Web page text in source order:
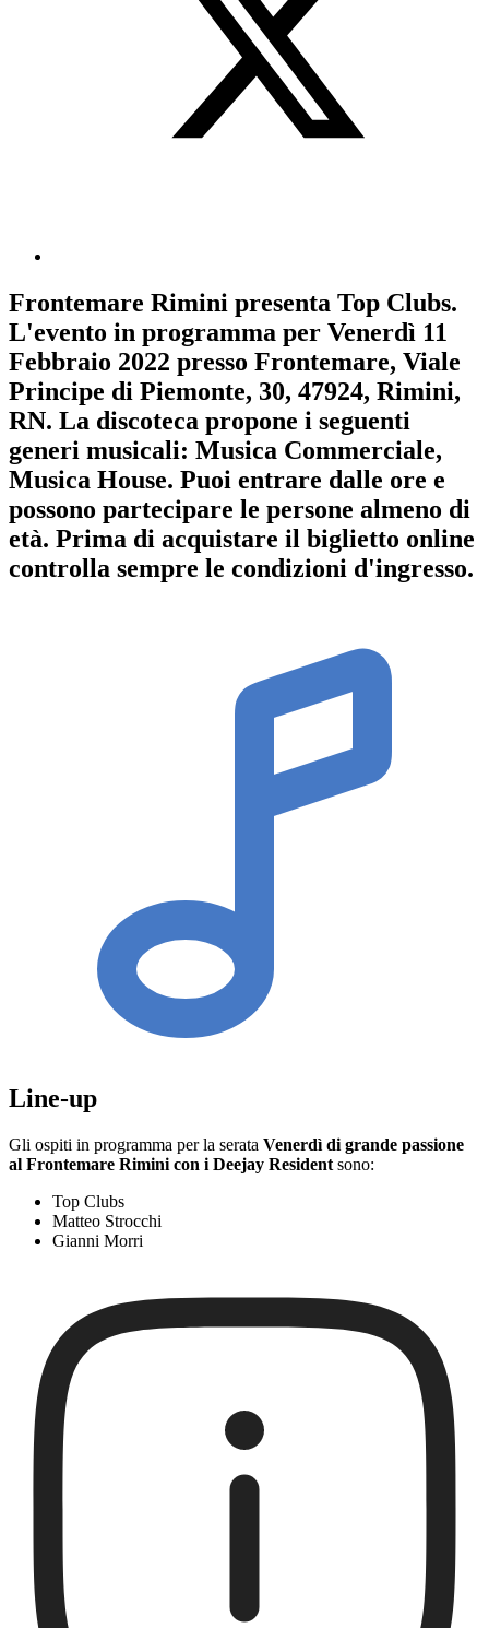
Frontemare Rimini presenta Top Clubs.
L'evento in programma per Venerdì 11
Febbraio 2022 presso Frontemare, Viale
Principe di Piemonte, 30, 47924, Rimini,
RN. La discoteca propone i seguenti
generi musicali: Musica Commerciale,
Musica House. Puoi entrare dalle ore e
possono partecipare le persone almeno di
età. Prima di acquistare il biglietto online
controlla sempre le condizioni d'ingresso.
Line-up
Gli ospiti in programma per la serata Venerdì di grande passione
al Frontemare Rimini con i Deejay Resident sono:
Top Clubs
Matteo Strocchi
Gianni Morri